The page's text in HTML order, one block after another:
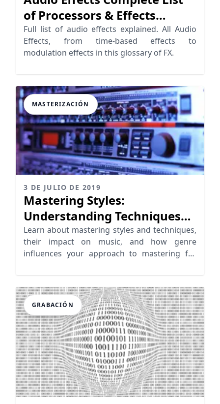
of Processors & Effects
Detailed
Full list of audio effects explained. All Audio
Effects, from time-based effects to
modulation effects in this glossary of FX.
MASTERIZACIÓN
3 DE JULIO DE 2019
Mastering Styles:
Understanding Techniques
for Unique Outcomes
Learn about mastering styles and techniques,
their impact on music, and how genre
influences your approach to mastering for
GRABACIÓN